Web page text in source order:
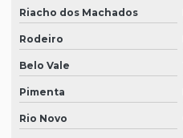
Riacho dos Machados
Rodeiro
Belo Vale
Pimenta
Rio Novo